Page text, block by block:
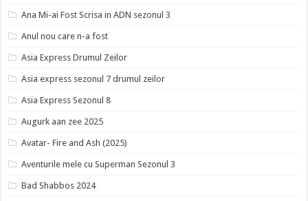
Ana Mi-ai Fost Scrisa in ADN sezonul 3
Anul nou care n-a fost
Asia Express Drumul Zeilor
Asia express sezonul 7 drumul zeilor
Asia Express Sezonul 8
Augurk aan zee 2025
Avatar- Fire and Ash (2025)
Aventurile mele cu Superman Sezonul 3
Bad Shabbos 2024